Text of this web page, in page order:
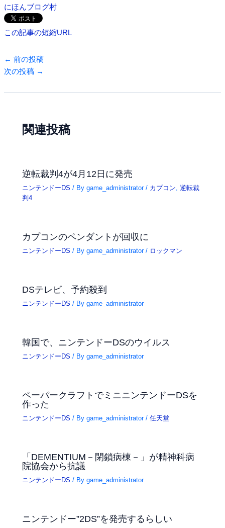
にほんブログ村
この記事の短縮URL
← 前の投稿
次の投稿 →
関連投稿
逆転裁判4が4月12日に発売
ニンテンドーDS / Bygame_administrator/ カプコン,逆転裁
判4
カプコンのペンダントが回収に
ニンテンドーDS / Bygame_administrator/ ロックマン
DSテレビ、予約殺到
ニンテンドーDS / Bygame_administrator
韓国で、ニンテンドーDSのウイルス
ニンテンドーDS / Bygame_administrator
ペーパークラフトでミニニンテンドーDSを
作った
ニンテンドーDS / Bygame_administrator/任天堂
「DEMENTIUM－閉鎖病棟－」が精神科病
院協会から抗議
ニンテンドーDS / Bygame_administrator
ニンテンドー”2DS”を発売するらしい